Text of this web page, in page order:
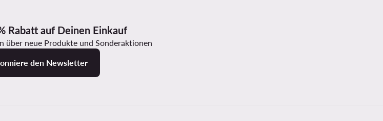
Rabatt auf Deinen Einkauf
über neue Produkte und Sonderaktionen
den Newsletter